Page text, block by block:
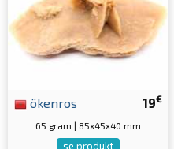
19€
ökenros
65 gram | 85x45x40 mm
se produkt